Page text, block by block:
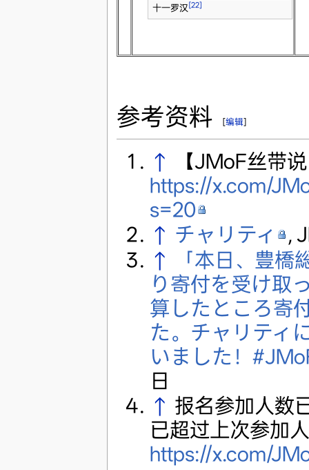
十一罗汉[22]
参考资料 [编辑]
↑
【JMoF丝带
https://x.com/
s=20
↑ チャリティ
,
↑
「本日、豊
り寄付を受け取
算したところ寄
た。チャリティ
いました！
日
↑ 报名参加人数
已超过上次参加
https://x.com/